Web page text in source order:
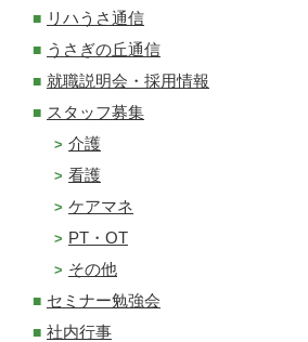
リハうさ通信
うさぎの丘通信
就職説明会・採用情報
スタッフ募集
介護
看護
ケアマネ
PT・OT
その他
セミナー勉強会
社内行事